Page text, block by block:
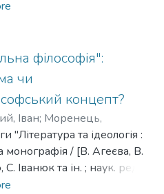
В. П.] ; Нац. ун-т
- 482 с. - Редкол. :
П., Агеєєва В. П.,
В. С., Іванюк С. С.,
С. М., Панченко В. Є.,
В., Шалагінов Б. Б."
філософія":
чи
концепт?
Іван; Моренець,
"Література та ідеологія :
монографія / [В. Агеєва, В.
Іванюк та ін. ; наук. ред. та
В. П.] ; Нац. ун-т